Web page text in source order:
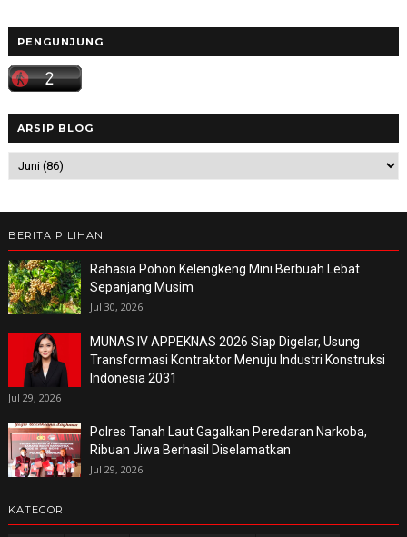
PENGUNJUNG
ARSIP BLOG
BERITA PILIHAN
Rahasia Pohon Kelengkeng Mini Berbuah Lebat
Sepanjang Musim
Jul 30, 2026
MUNAS IV APPEKNAS 2026 Siap Digelar, Usung
Transformasi Kontraktor Menuju Industri Konstruksi
Indonesia 2031
Jul 29, 2026
Polres Tanah Laut Gagalkan Peredaran Narkoba,
Ribuan Jiwa Berhasil Diselamatkan
Jul 29, 2026
KATEGORI